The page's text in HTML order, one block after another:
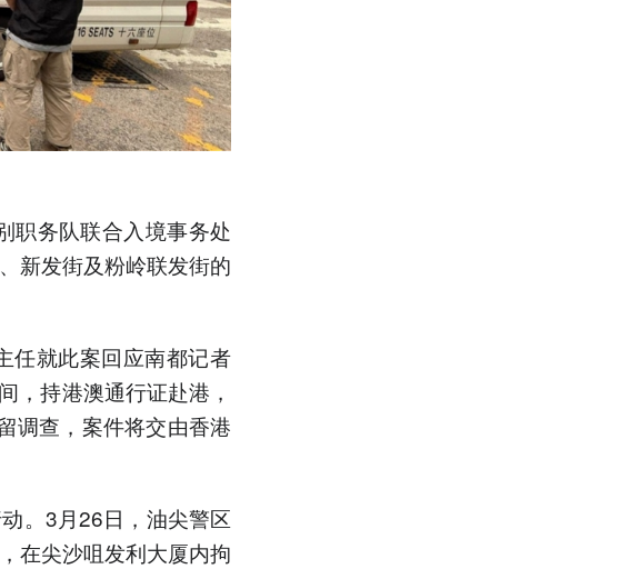
职务队联合入境事务处
新发街及粉岭联发街的
任就此案回应南都记者
，持港澳通行证赴港，
调查，案件将交由香港
。3月26日，油尖警区
在尖沙咀发利大厦内拘